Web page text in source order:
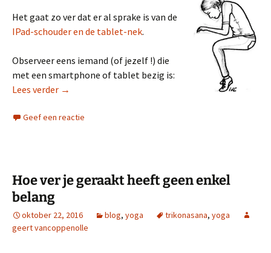
Het gaat zo ver dat er al sprake is van de
IPad-schouder en de tablet-nek.
Observeer eens iemand (of jezelf !) die
met een smartphone of tablet bezig is:
Lees verder Pijn in nek of schouders
→
Geef een reactie
Hoe ver je geraakt heeft geen enkel
belang
oktober 22, 2016 blog, yoga trikonasana, yoga
geert vancoppenolle